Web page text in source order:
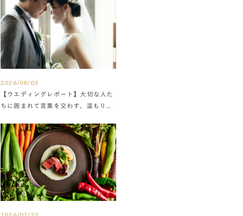
2026/08/05
【ウエディングレポート】大切な人た
ちに囲まれて言葉を交わす、温もりに